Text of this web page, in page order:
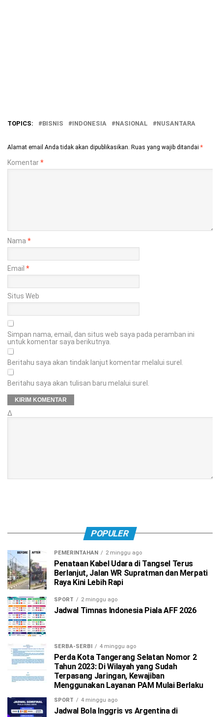
TOPICS: BISNIS INDONESIA NASIONAL NUSANTARA
Alamat email Anda tidak akan dipublikasikan. Ruas yang wajib ditandai *
Komentar*
Nama *
Email *
Situs Web
Simpan nama, email, dan situs web saya pada peramban ini
untuk komentar saya berikutnya.
Beritahu saya akan tindak lanjut komentar melalui surel.
Beritahu saya akan tulisan baru melalui surel.
Δ
POPULER
PEMERINTAHAN 2 minggu ago
Penataan Kabel Udara di Tangsel Terus
Berlanjut, Jalan WR Supratman dan Merpati
Raya Kini Lebih Rapi
SPORT 2 minggu ago
Jadwal Timnas Indonesia Piala AFF 2026
SERBA-SERBI 4 minggu ago
Perda Kota Tangerang Selatan Nomor 2
Tahun 2023: Di Wilayah yang Sudah
Terpasang Jaringan, Kewajiban
Menggunakan Layanan PAM Mulai Berlaku
SPORT 4 minggu ago
Jadwal Bola Inggris vs Argentina di